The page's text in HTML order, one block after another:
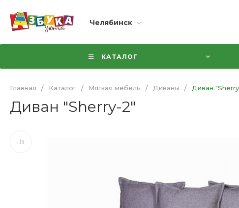
Челябинск
КАТАЛОГ
Главная / Каталог / Мягкая мебель / Диваны / Диван
Диван "Sherry-2"